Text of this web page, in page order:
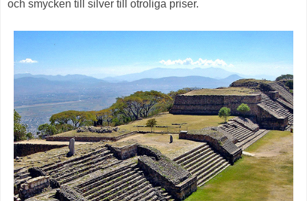
och smycken till silver till otroliga priser.